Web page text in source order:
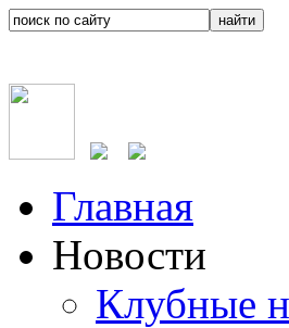
Главная
Новости
Клубные